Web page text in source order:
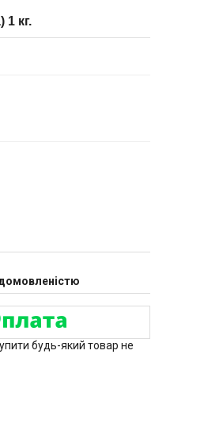
1 кг.
будь-який товар не